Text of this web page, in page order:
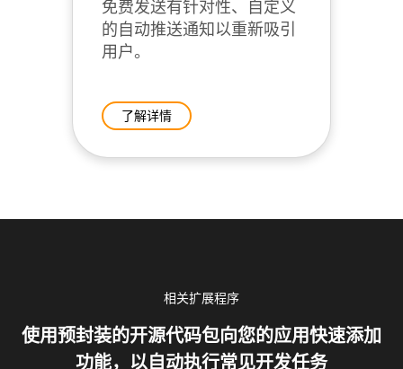
免费发送有针对性、自定义
的自动推送通知以重新吸引
用户。
了解详情
相关扩展程序
使用预封装的开源代码包向您的应用快速添加
功能，以自动执行常见开发任务